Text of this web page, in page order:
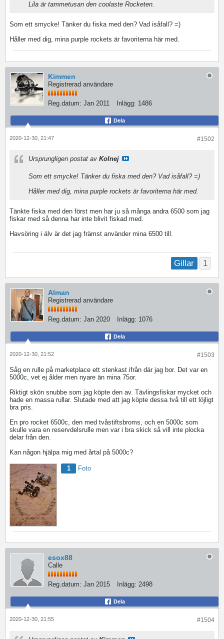
Lila är tammetusan den coolaste Rocketen.
Som ett smycke! Tänker du fiska med den? Vad isåfall? =)
Håller med dig, mina purple rockets är favoriterna här med.
Kimmen
Registrerad användare
Reg.datum: Jan 2011 Inlägg: 1486
Dela
#1502
2020-12-30, 21:47
Ursprungligen postat av Kolnej
Som ett smycke! Tänker du fiska med den? Vad isåfall? =)
Håller med dig, mina purple rockets är favoriterna här med.
Tänkte fiska med den först men har ju så många andra 6500 som jag
fiskar med så denna har inte blivit fiskad med.
Havsöring i älv är det jag främst använder mina 6500 till.
Gillar 1
Alman
Registrerad användare
Reg.datum: Jan 2020 Inlägg: 1076
Dela
#1503
2020-12-30, 21:52
Såg en rulle på marketplace ett stenkast ifrån där jag bor. Det var en
5000c, vet ej ålder men nyare än mina 75or.
Riktigt skön snubbe som jag köpte den av. Tävlingsfiskar mycket och
hade en massa rullar. Slutade med att jag köpte dessa två till ett löjligt
bra pris.
En pro rocket 6500c, den med tvåstiftsbroms, och en 5000c som
skulle vara en reservdelsrulle men var i bra skick så vill inte plocka
delar från den.
Kan någon hjälpa mig med årtal på 5000c?
1 Foto
esox88
Calle
Reg.datum: Jan 2015 Inlägg: 2498
Dela
#1504
2020-12-30, 21:55